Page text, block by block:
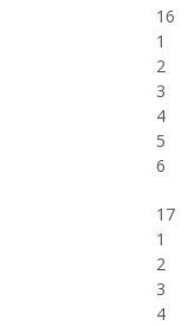
16
1
2
3
4
5
6
17
1
2
3
4